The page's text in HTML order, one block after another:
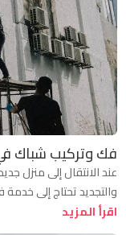
فك وتركيب شباك
عند الانتقال إلى منزل
والتجديد تحتاج إلى
اقرأ المزيد